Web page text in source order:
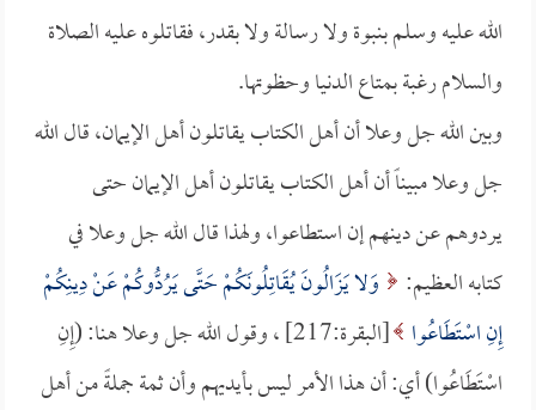
الله عليه وسلم بنبوة ولا رسالة ولا بقدر، فقاتلوه عليه الصلاة
والسلام رغبة بمتاع الدنيا وحظوتها.
وبين الله جل وعلا أن أهل الكتاب يقاتلون أهل الإيمان، قال الله
جل وعلا مبيناً أن أهل الكتاب يقاتلون أهل الإيمان حتى
يردوهم عن دينهم إن استطاعوا، ولهذا قال الله جل وعلا في
كتابه العظيم:
وَلا يَزَالُونَ يُقَاتِلُونَكُمْ حَتَّى يَرُدُّوكُمْ عَنْ دِينِكُمْ
إِنِ اسْتَطَاعُوا
[البقرة:217] ، وقول الله جل وعلا هنا: (إِنِ
اسْتَطَاعُوا) أي: أن هذا الأمر ليس بأيديهم وأن ثمة جملةً من أهل